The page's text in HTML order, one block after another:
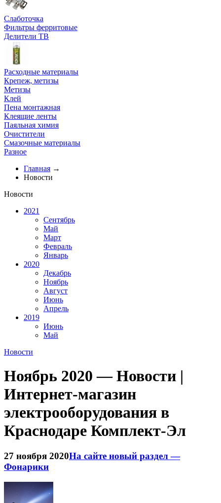
Слаботочка
Фильтры ферритовые
Делители ТВ
Расходные материалы
Крепеж, метизы
Метизы
Клей
Пена монтажная
Клеящие ленты
Паяльная химия
Очистители
Смазочные материалы
Разное
Главная →
Новости
Новости
2021
Сентябрь
Май
Март
Февраль
Январь
2020
Декабрь
Ноябрь
Август
Июнь
Апрель
2019
Июнь
Май
Новости
Ноябрь 2020 — Новости |
Интернет-магазин
электрооборудования в
Краснодаре Комплект-Эл
27 ноября 2020На сайте новый раздел —
Фонарики